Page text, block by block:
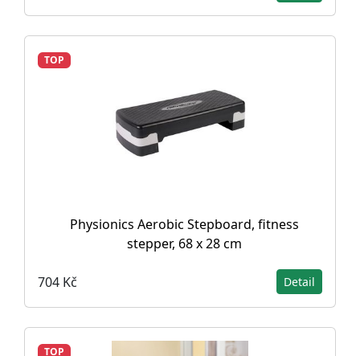
TOP
Physionics Aerobic Stepboard, fitness
stepper, 68 x 28 cm
704 Kč Detail
TOP